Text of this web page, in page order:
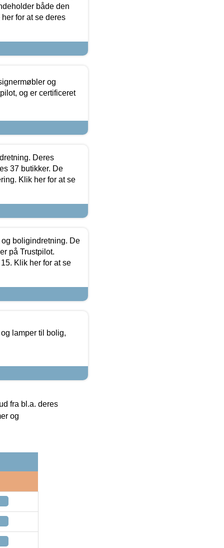
både den
for at se deres
og
og er certificeret
Deres
37 butikker. De
Klik her for at se
boligindretning. De
på Trustpilot.
Klik her for at se
lamper til bolig,
fra bl.a. deres
og